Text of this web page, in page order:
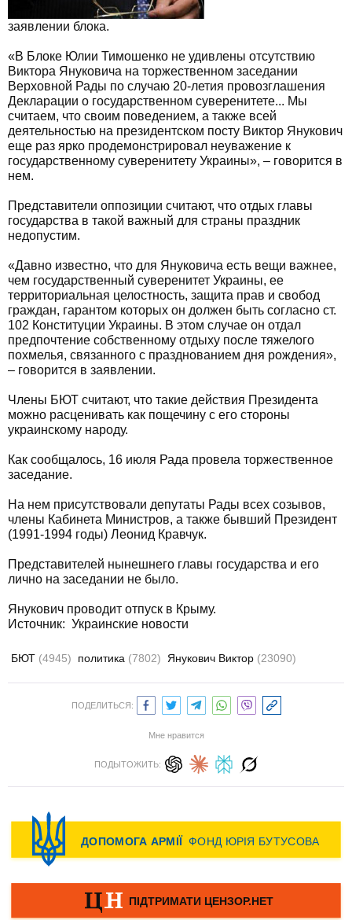
заявлении блока.
«В Блоке Юлии Тимошенко не удивлены отсутствию
Виктора Януковича на торжественном заседании
Верховной Рады по случаю 20-летия провозглашения
Декларации о государственном суверенитете... Мы
считаем, что своим поведением, а также всей
деятельностью на президентском посту Виктор Янукович
еще раз ярко продемонстрировал неуважение к
государственному суверенитету Украины», – говорится в
нем.
Представители оппозиции считают, что отдых главы
государства в такой важный для страны праздник
недопустим.
«Давно известно, что для Януковича есть вещи важнее,
чем государственный суверенитет Украины, ее
территориальная целостность, защита прав и свобод
граждан, гарантом которых он должен быть согласно ст.
102 Конституции Украины. В этом случае он отдал
предпочтение собственному отдыху после тяжелого
похмелья, связанного с празднованием дня рождения»,
– говорится в заявлении.
Члены БЮТ считают, что такие действия Президента
можно расценивать как пощечину с его стороны
украинскому народу.
Как сообщалось, 16 июля Рада провела торжественное
заседание.
На нем присутствовали депутаты Рады всех созывов,
члены Кабинета Министров, а также бывший Президент
(1991-1994 годы) Леонид Кравчук.
Представителей нынешнего главы государства и его
лично на заседании не было.
Янукович проводит отпуск в Крыму.
Источник: Украинские новости
БЮТ (4945) политика (7802) Янукович Виктор (23090)
ПОДЕЛИТЬСЯ:
Мне нравится
ПОДЫТОЖИТЬ: